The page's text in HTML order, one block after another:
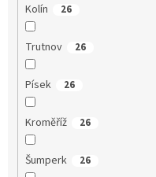
Kolín 26
Trutnov 26
Písek 26
Kroměříž 26
Šumperk 26